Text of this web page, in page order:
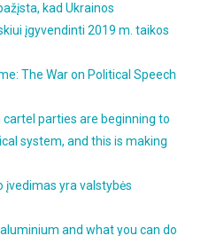
kad Ukrainos
įgyvendinti 2019 m. taikos
The War on Political Speech
parties are beginning to
system, and this is making
įvedimas yra valstybės
and what you can do